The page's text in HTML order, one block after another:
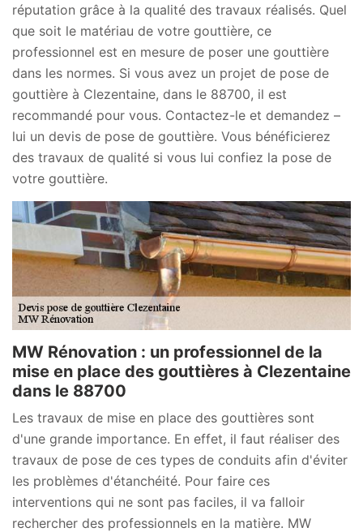
réputation grâce à la qualité des travaux réalisés. Quel
que soit le matériau de votre gouttière, ce
professionnel est en mesure de poser une gouttière
dans les normes. Si vous avez un projet de pose de
gouttière à Clezentaine, dans le 88700, il est
recommandé pour vous. Contactez-le et demandez –
lui un devis de pose de gouttière. Vous bénéficierez
des travaux de qualité si vous lui confiez la pose de
votre gouttière.
MW Rénovation : un professionnel de la
mise en place des gouttières à Clezentaine
dans le 88700
Les travaux de mise en place des gouttières sont
d'une grande importance. En effet, il faut réaliser des
travaux de pose de ces types de conduits afin d'éviter
les problèmes d'étanchéité. Pour faire ces
interventions qui ne sont pas faciles, il va falloir
rechercher des professionnels en la matière. MW